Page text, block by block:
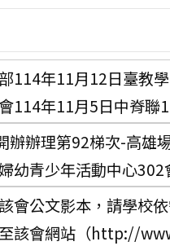
114年11月12日臺教
114年11月5日中脊聯
辦辦理第92梯次-高雄
幼青少年活動中心
會公文影本，請學校
該會網站（http://